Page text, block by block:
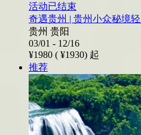
活动已结束
奇遇贵州 | 贵州小众秘境
贵州 贵阳
03/01 - 12/16
¥1980 ( ¥1930) 起
推荐